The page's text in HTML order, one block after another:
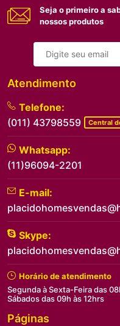
Seja o primeiro a
nossos produtos
Atendimento
Telefone:
(011) 43798559
Central
Whatsapp:
(11)96094-2201
E-mail:
Skype:
Horário de atendimento
Segunda à Sexta-Feira das
Sábados das 09h às 12hrs
Páginas